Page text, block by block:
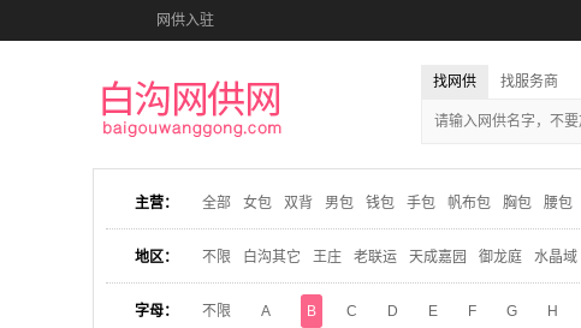
网供入驻
找网供 找服务商
主营： 全部 女包 双背 男包 钱包 手包 帆布包 胸包 腰包
地区： 不限 白沟其它 王庄 老联运 天成嘉园 御龙庭 水晶域
字母： 不限 A B C D E F G H